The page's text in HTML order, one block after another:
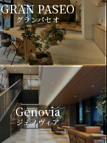
GRAN PASEO
グランパセオ
Genovia
ジェノヴィア